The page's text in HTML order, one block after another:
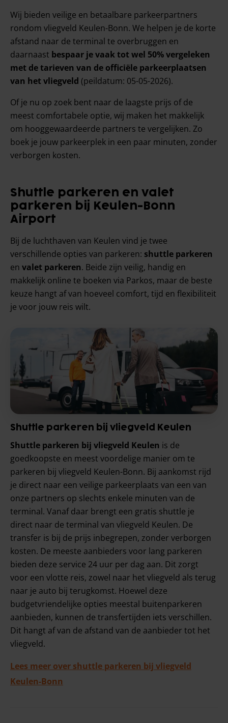
Wij bieden veilige en betaalbare parkeerpartners
rondom vliegveld Keulen-Bonn. We helpen je de korte
afstand naar de terminal te overbruggen en
daarnaast bespaar je vaak tot wel 50% vergeleken
met de tarieven van de officiële parkeerplaatsen
van het vliegveld (peildatum: 05-05-2026).
Of je nu op zoek bent naar de laagste prijs of de
meest comfortabele optie, wij maken het makkelijk
om hooggewaardeerde partners te vergelijken. Zo
boek je jouw parkeerplek in een paar minuten, zonder
verborgen kosten.
Shuttle parkeren en valet
parkeren bij Keulen-Bonn
Airport
Bij de luchthaven van Keulen vind je twee
verschillende opties van parkeren: shuttle parkeren
en valet parkeren. Beide zijn veilig, handig en
makkelijk online te boeken via Parkos, maar de beste
keuze hangt af van hoeveel comfort, tijd en flexibiliteit
je voor jouw reis wilt.
Shuttle parkeren bij vliegveld Keulen
Shuttle parkeren bij vliegveld Keulen is de
goedkoopste en meest voordelige manier om te
parkeren bij vliegveld Keulen-Bonn. Bij aankomst rijd
je direct naar een veilige parkeerplaats van een van
onze partners op slechts enkele minuten van de
terminal. Vanaf daar brengt een gratis shuttle je
direct naar de terminal van vliegveld Keulen. De
transfer is bij de prijs inbegrepen, zonder verborgen
kosten. De meeste aanbieders voor lang parkeren
bieden deze service 24 uur per dag aan. Dit zorgt
voor een vlotte reis, zowel naar het vliegveld als terug
naar je auto bij terugkomst. Hoewel deze
budgetvriendelijke opties meestal buitenparkeren
aanbieden, kunnen de transfertijden iets verschillen.
Dit hangt af van de afstand van de aanbieder tot het
vliegveld.
Lees meer over shuttle parkeren bij vliegveld
Keulen-Bonn